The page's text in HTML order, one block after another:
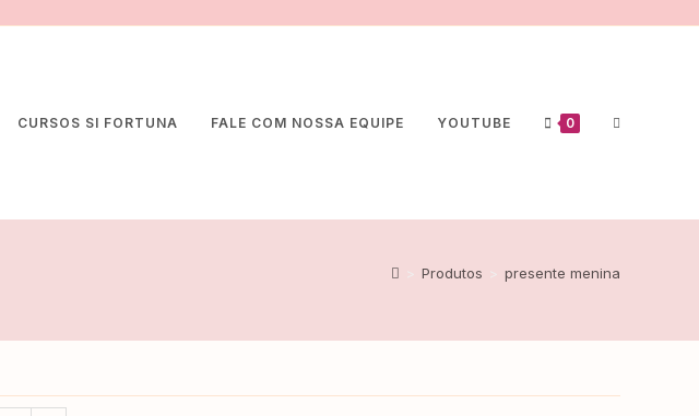
CURSOS SI FORTUNA FALE COM NOSSA EQUIPE YOUTUBE 0
Produtos presente menina